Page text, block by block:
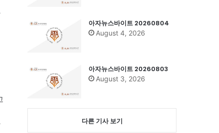
아자뉴스바이트 20260804
August 4, 2026
아자뉴스바이트 20260803
August 3, 2026
다른 기사 보기